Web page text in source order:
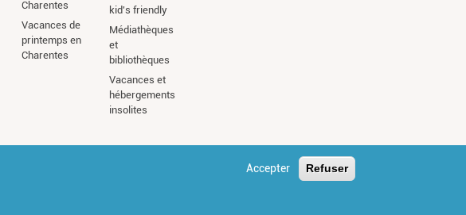
Charentes
Vacances de
printemps en
Charentes
kid's friendly
Médiathèques
et
bibliothèques
Vacances et
hébergements
insolites
Accepter Refuser